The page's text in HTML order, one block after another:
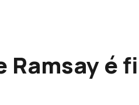
Ramsay é